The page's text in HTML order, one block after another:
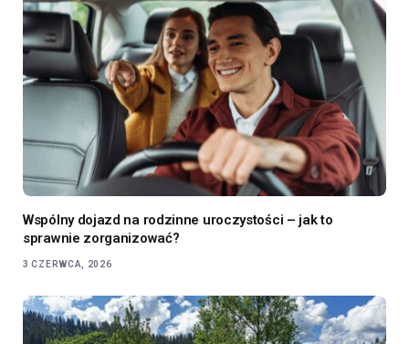
Wspólny dojazd na rodzinne uroczystości – jak to
sprawnie zorganizować?
3 CZERWCA, 2026